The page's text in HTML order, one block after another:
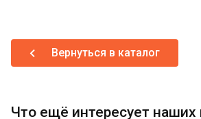
Вернуться в каталог
Что ещё интересует наших